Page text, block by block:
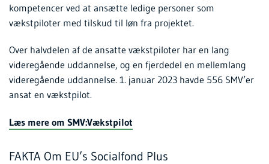
kompetencer ved at ansætte ledige personer som
vækstpiloter med tilskud til løn fra projektet.
Over halvdelen af de ansatte vækstpiloter har en lang
videregående uddannelse, og en fjerdedel en mellemlang
videregående uddannelse. 1. januar 2023 havde 556 SMV’er
ansat en vækstpilot.
Læs mere om SMV:Vækstpilot
FAKTA Om EU’s Socialfond Plus